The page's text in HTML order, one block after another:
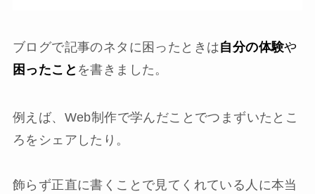
ブログで記事のネタに困ったときは自分の体験や
困ったこと を書きました。
例えば、Web制作で学んだことでつまずいたとこ
ろをシェアしたり。
飾らず正直に書くことで見てくれている人に本当